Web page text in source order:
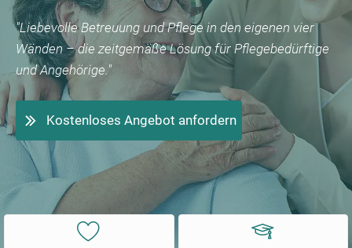
"Liebevolle Betreuung und Pflege in den eigenen vier
Wänden – die zeitgemäße Lösung für Pflegebedürftige
und Angehörige."
Kostenloses Angebot anfordern